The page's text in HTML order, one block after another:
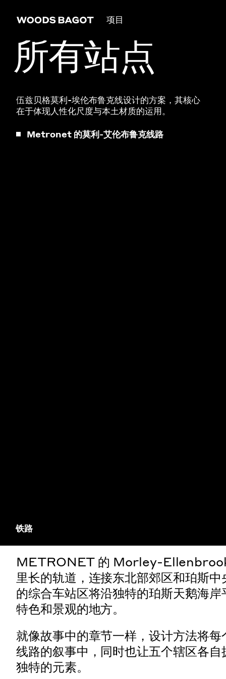
项目
所有站点
伍兹贝格莫利-埃伦布鲁克线设计的方案，其核心
在于体现人性化尺度与本土材质的运用。
Metronet 的莫利-艾伦布鲁克线路
铁路
METRONET 的 Morley-Ellenbrook
里长的轨道，连接东北部郊区和珀斯
的综合车站区将沿独特的珀斯天鹅海
特色和景观的地方。
就像故事中的章节一样，设计方法将
线路的叙事中，同时也让五个辖区各
独特的元素。